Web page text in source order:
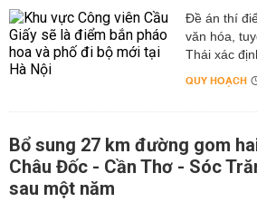
Đề án thí
văn hóa,
Thái xác
QUY HOẠCH
Bổ sung 27 km đường gom
Châu Đốc - Cần Thơ - Sóc
sau một năm